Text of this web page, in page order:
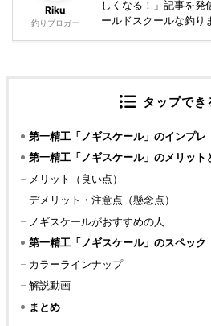
Riku
釣りブロガー
しくなる！」記事を発
ールドスクールな釣り
タップでき
第一精工「ノギスケール」のインプレ
第一精工「ノギスケール」のメリット
メリット（良い点）
デメリット・注意点（懸念点）
ノギスケールがおすすめの人
第一精工「ノギスケール」のスペック
カラーラインナップ
解説動画
まとめ